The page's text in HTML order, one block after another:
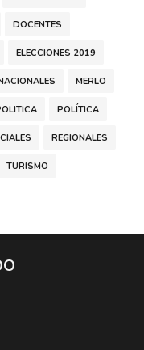
DOCENTES
ELECCIONES 2019
MERLO
POLÍTICA
REGIONALES
TURISMO